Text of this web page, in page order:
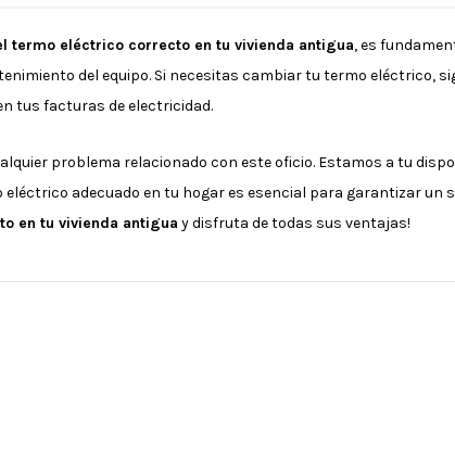
termo eléctrico correcto en tu vivienda antigua, es
del equipo. Si necesitas cambiar tu termo eléctrico,
tus facturas de electricidad.
problema relacionado con este oficio. Estamos a tu
adecuado en tu hogar es esencial para garantizar un
en tu vivienda antigua y disfruta de todas sus ventajas!